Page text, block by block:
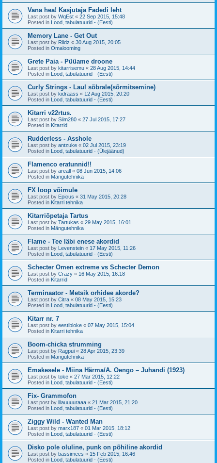
Vana hea! Kasjutaja Fadedi leht
Last post by WqEst « 22 Sep 2015, 15:48
Posted in Lood, tabulatuurid - (Eesti)
Memory Lane - Get Out
Last post by Riidz « 30 Aug 2015, 20:05
Posted in Omalooming
Grete Paia - Püüame droone
Last post by kitarrisemu « 28 Aug 2015, 14:44
Posted in Lood, tabulatuurid - (Eesti)
Curly Strings - Laul sõbrale(sõrmitsemine)
Last post by kidraäss « 12 Aug 2015, 20:20
Posted in Lood, tabulatuurid - (Eesti)
Kitarri v22rtus.
Last post by Siim280 « 27 Jul 2015, 17:27
Posted in Kitarrid
Rudderless - Asshole
Last post by antzuke « 02 Jul 2015, 23:19
Posted in Lood, tabulatuurid - (Ülejäänud)
Flamenco eratunnid!!
Last post by areall « 08 Jun 2015, 14:06
Posted in Mängutehnika
FX loop võimule
Last post by Epicus « 31 May 2015, 20:28
Posted in Kitarri tehnika
Kitarriõpetaja Tartus
Last post by Tartukas « 29 May 2015, 16:01
Posted in Mängutehnika
Flame - Tee läbi enese akordid
Last post by Levenstein « 17 May 2015, 11:26
Posted in Lood, tabulatuurid - (Eesti)
Schecter Omen extreme vs Schecter Demon
Last post by Crazy « 16 May 2015, 16:18
Posted in Kitarrid
Terminaator - Metsik orhidee akorde?
Last post by Citra « 08 May 2015, 15:23
Posted in Lood, tabulatuurid - (Eesti)
Kitarr nr. 7
Last post by eestibloke « 07 May 2015, 15:04
Posted in Kitarri tehnika
Boom-chicka strumming
Last post by Ragpui « 28 Apr 2015, 23:39
Posted in Mängutehnika
Emakesele - Miina Härma/A. Oengo – Juhandi (1923)
Last post by toke « 27 Mar 2015, 12:22
Posted in Lood, tabulatuurid - (Eesti)
Fix- Grammofon
Last post by lllauuuuraaa « 21 Mar 2015, 21:20
Posted in Lood, tabulatuurid - (Eesti)
Ziggy Wild - Wanted Man
Last post by marx187 « 01 Mar 2015, 18:12
Posted in Lood, tabulatuurid - (Eesti)
Disko pole oluline, punk on põhiline akordid
Last post by bassimees « 15 Feb 2015, 16:46
Posted in Lood, tabulatuurid - (Eesti)